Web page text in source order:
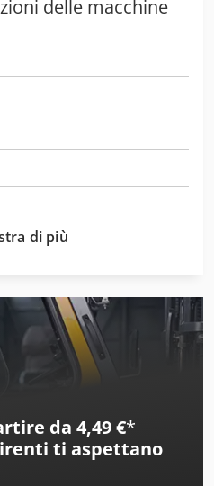
delle macchine
di più
da 4,49 €*
ti aspettano